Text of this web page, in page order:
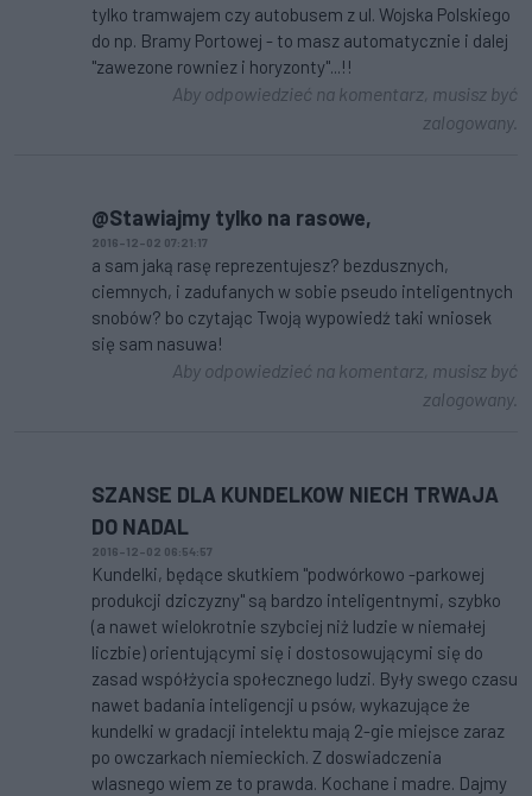
tylko tramwajem czy autobusem z ul. Wojska Polskiego
do np. Bramy Portowej - to masz automatycznie i dalej
"zawezone rowniez i horyzonty"...!!
Aby odpowiedzieć na komentarz, musisz być
zalogowany.
@Stawiajmy tylko na rasowe,
2016-12-02 07:21:17
a sam jaką rasę reprezentujesz? bezdusznych,
ciemnych, i zadufanych w sobie pseudo inteligentnych
snobów? bo czytając Twoją wypowiedź taki wniosek
się sam nasuwa!
Aby odpowiedzieć na komentarz, musisz być
zalogowany.
SZANSE DLA KUNDELKOW NIECH TRWAJA
DO NADAL
2016-12-02 06:54:57
Kundelki, będące skutkiem "podwórkowo -parkowej
produkcji dziczyzny" są bardzo inteligentnymi, szybko
(a nawet wielokrotnie szybciej niż ludzie w niemałej
liczbie) orientującymi się i dostosowującymi się do
zasad współżycia społecznego ludzi. Były swego czasu
nawet badania inteligencji u psów, wykazujące że
kundelki w gradacji intelektu mają 2-gie miejsce zaraz
po owczarkach niemieckich. Z doswiadczenia
wlasnego wiem ze to prawda. Kochane i madre. Dajmy